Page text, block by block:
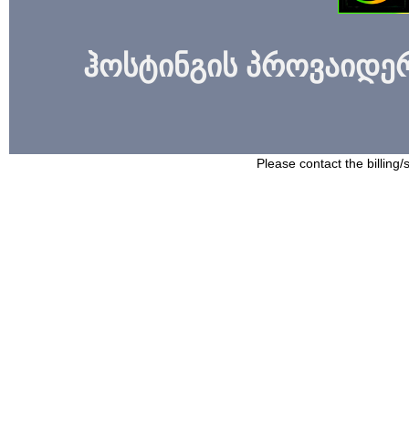
ჰოსტინგის
Please contact the